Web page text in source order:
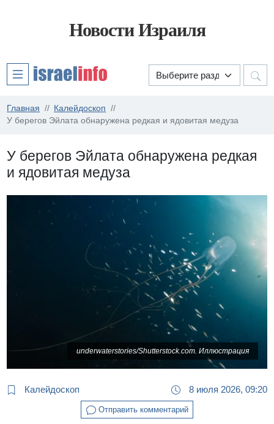
Новости Израиля
Главная
Калейдоскоп
У берегов Эйлата обнаружена редкая и ядовитая медуза
У берегов Эйлата обнаружена редкая
и ядовитая медуза
underwaterstories/Shutterstock.com. Иллюстрация
Калейдоскоп 8 июля 2026, 09:20
Отправить комментарий